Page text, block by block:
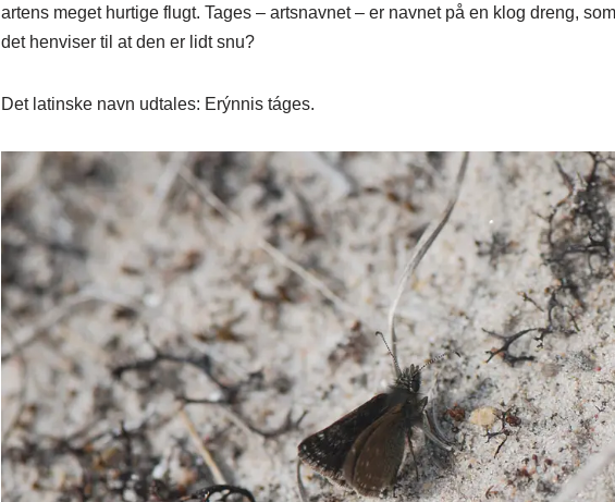
artens meget hurtige flugt. Tages – artsnavnet – er navnet på en klog dreng,
det henviser til at den er lidt snu?
Det latinske navn udtales: Erýnnis táges.